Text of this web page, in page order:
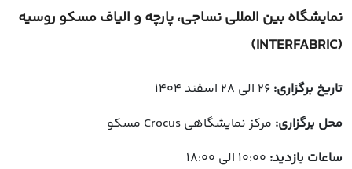
نمایشگاه بین المللی نساجی، پارچه و الیاف مسکو روسیه
(INTERFABRIC)
تاریخ برگزاری: 26 الی 28 اسفند 1404
محل برگزاری: مرکز نمایشگاهی Crocus مسکو
ساعات بازدید: